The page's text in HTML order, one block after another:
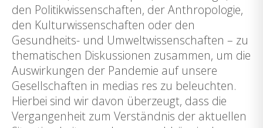
den Politikwissenschaften, der Anthropologie,
den Kulturwissenschaften oder den
Gesundheits- und Umweltwissenschaften – zu
thematischen Diskussionen zusammen, um die
Auswirkungen der Pandemie auf unsere
Gesellschaften in medias res zu beleuchten.
Hierbei sind wir davon überzeugt, dass die
Vergangenheit zum Verständnis der aktuellen